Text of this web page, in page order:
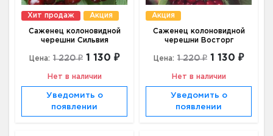
Хит продаж Акция
Саженец колоновидной
черешни Сильвия
Цена: 1 220 ₽ 1 130 ₽
Нет в наличии
Уведомить о
появлении
Акция
Саженец колоновидной
черешни Восторг
Цена: 1 220 ₽ 1 130 ₽
Нет в наличии
Уведомить о
появлении